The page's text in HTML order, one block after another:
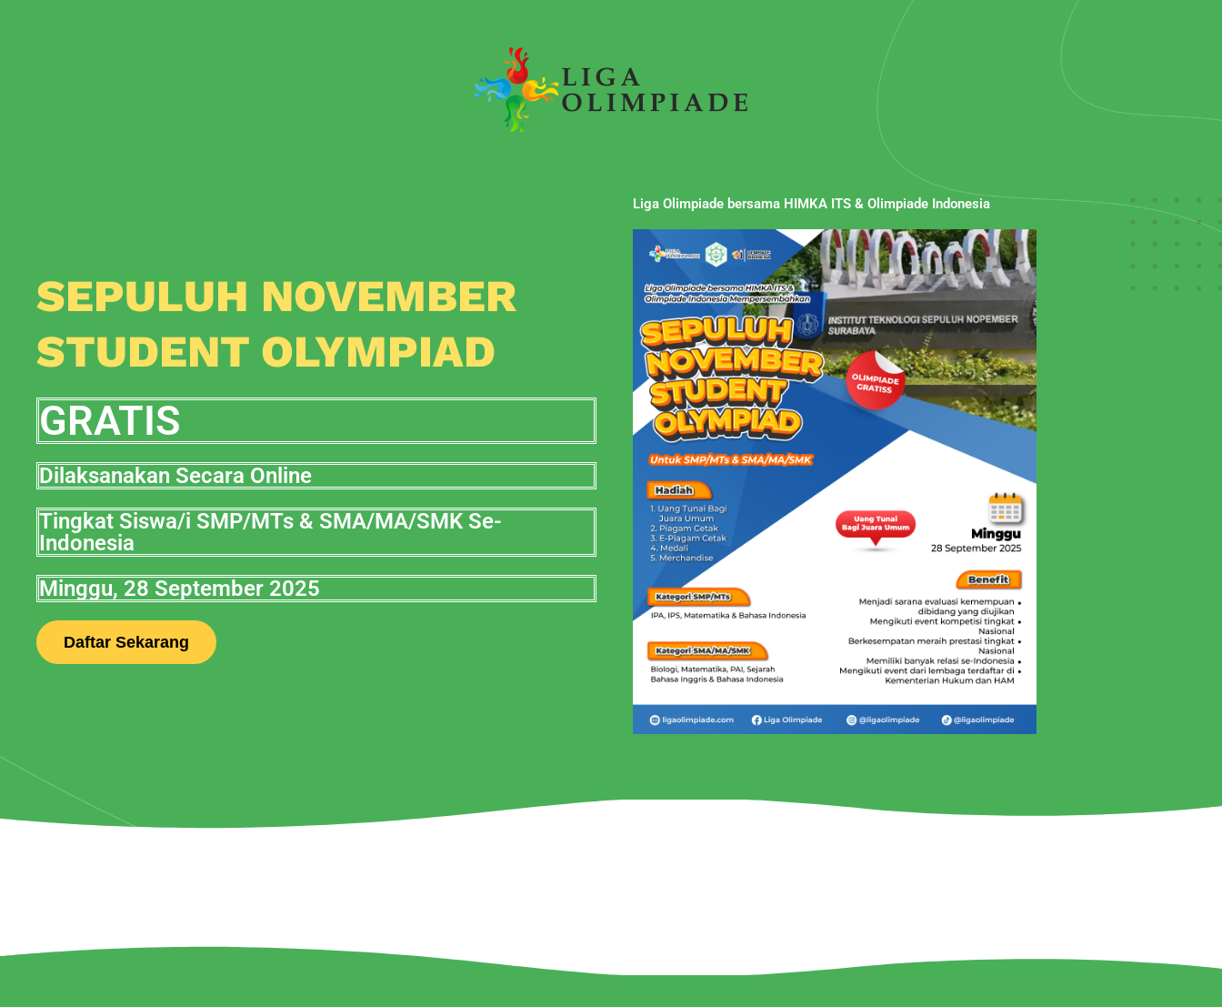
SEPULUH NOVEMBER
STUDENT OLYMPIAD
GRATIS
Dilaksanakan Secara Online
Tingkat Siswa/i SMP/MTs & SMA/MA/SMK Se-
Indonesia
Minggu, 28 September 2025
Daftar Sekarang
Liga Olimpiade bersama HIMKA ITS & Olimpiade Indonesia